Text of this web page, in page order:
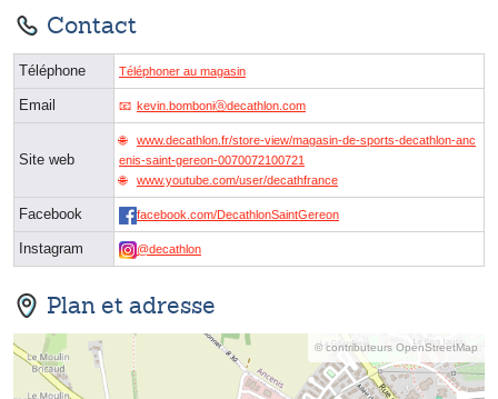
Contact
Téléphone Téléphoner au magasin
Email kevin.bomboniⓐdecathlon.com
Site web
www.decathlon.fr/store-view/magasin-de-sports-decathlon-anc
enis-saint-gereon-0070072100721
www.youtube.com/user/decathfrance
Facebook facebook.com/DecathlonSaintGereon
Instagram @decathlon
Plan et adresse
© contributeurs OpenStreetMap